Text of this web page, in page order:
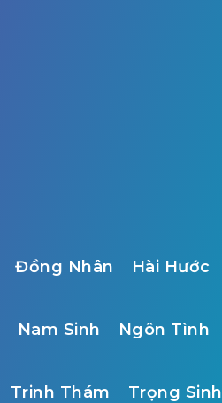
Đồng Nhân Hài Hước
Nam Sinh Ngôn Tình
Trinh Thám Trọng Sinh